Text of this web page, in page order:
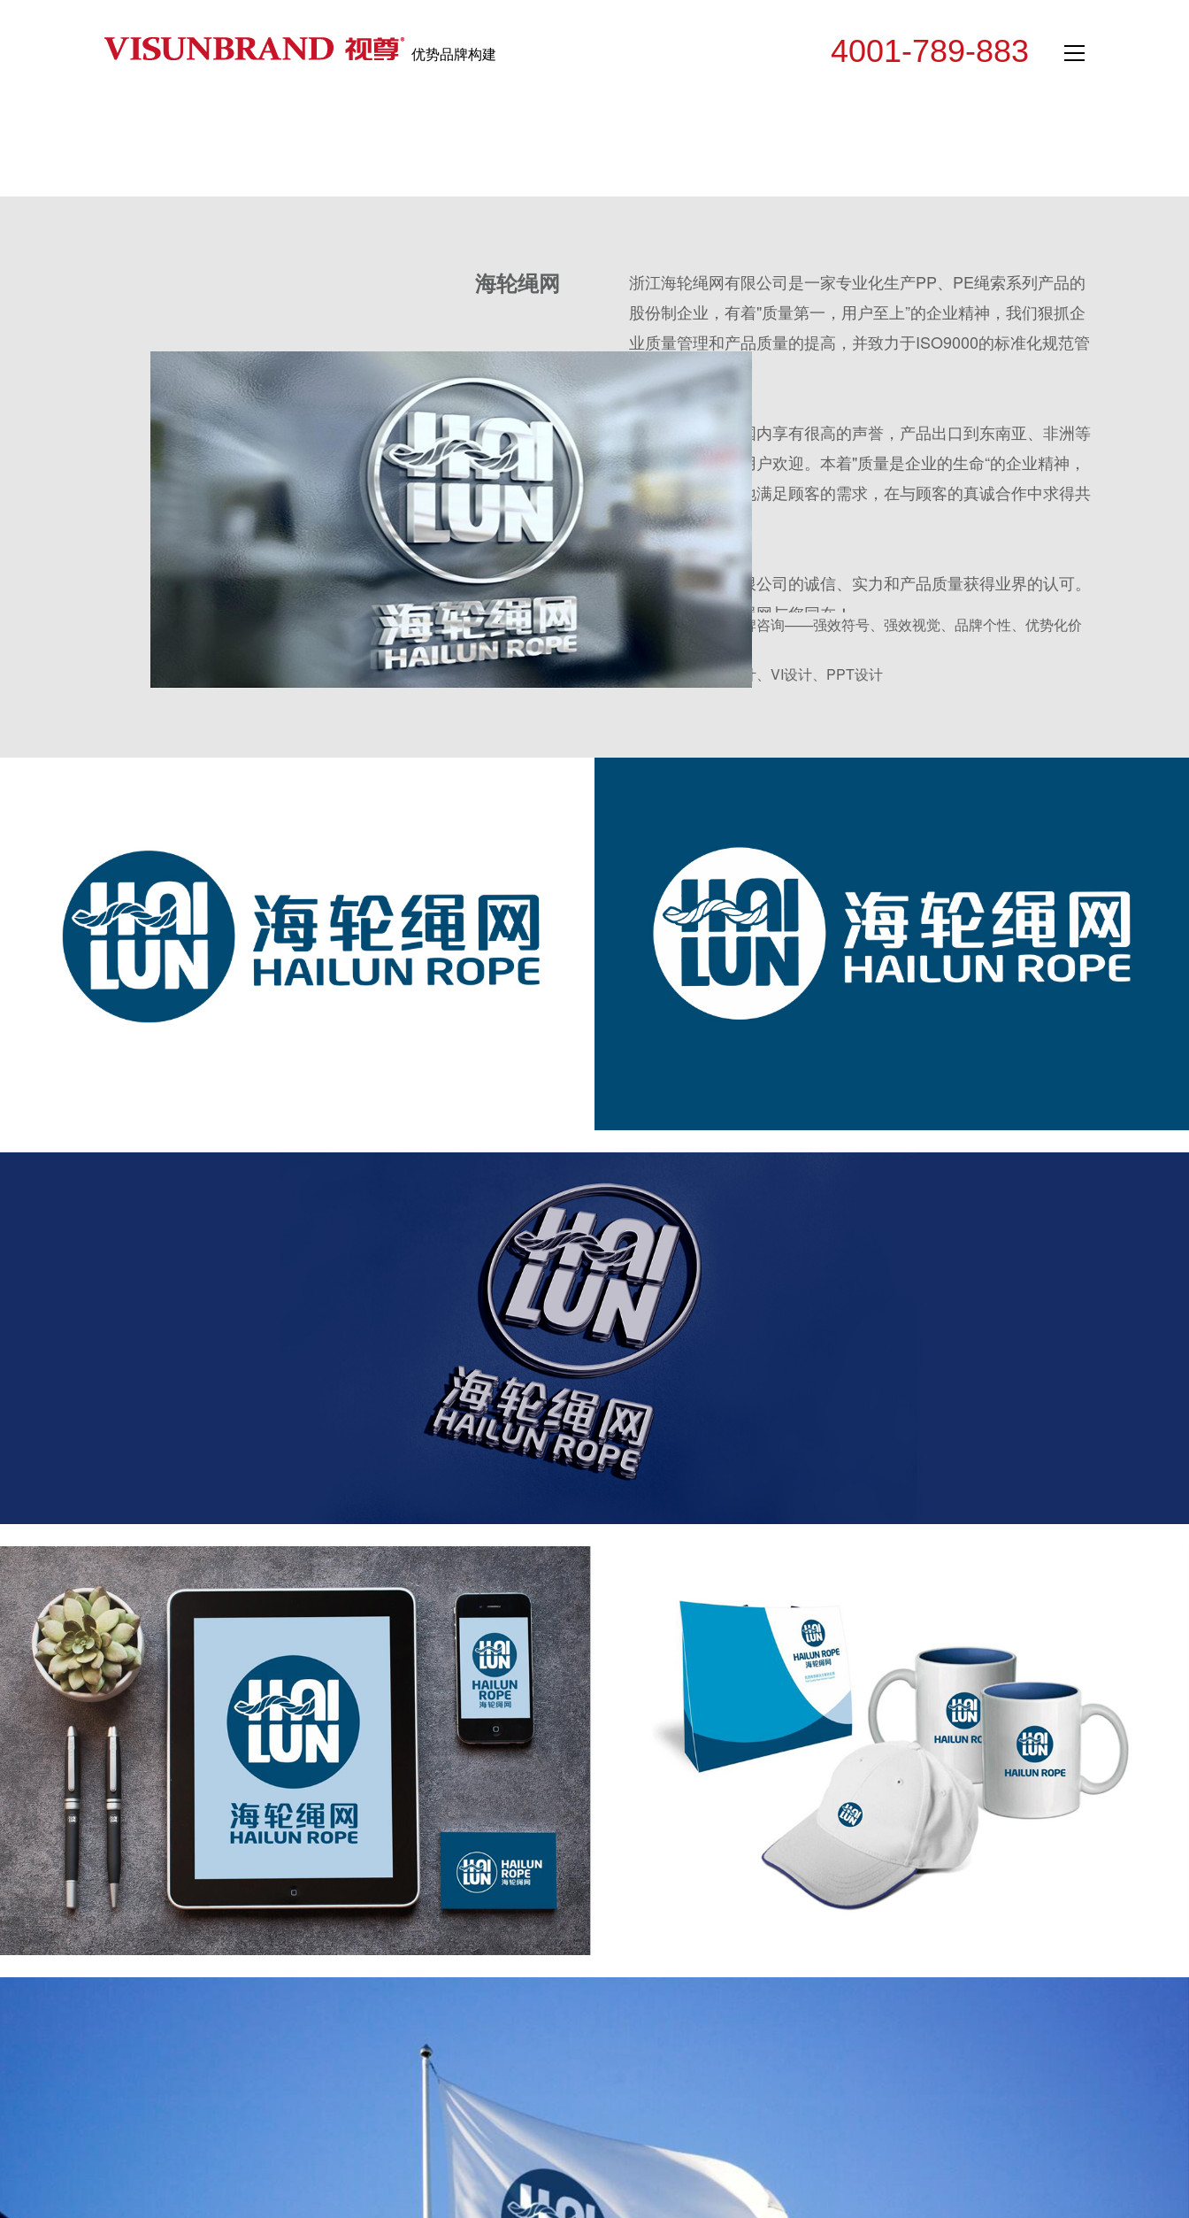
优势品牌构建 全国服务专线：4001-789-883
海轮绳网
浙江海轮绳网有限公司是一家专业化生产PP、PE绳索系列产品的
股份制企业，有着"质量第一，用户至上”的企业精神，我们狠抓企
业质量管理和产品质量的提高，并致力于ISO9000的标准化规范管
理。
海轮绳网一直在国内享有很高的声誉，产品出口到东南亚、非洲等
地，深受海内外用户欢迎。本着"质量是企业的生命“的企业精神，
致力于最大限度地满足顾客的需求，在与顾客的真诚合作中求得共
同发展！
浙江海轮绳网有限公司的诚信、实力和产品质量获得业界的认可。
与时俱进的海轮绳网与您同在！
解决方案：优势品牌咨询——强效符号、强效视觉、品牌个性、优势化价
服务内容：标志设计、VI设计、PPT设计